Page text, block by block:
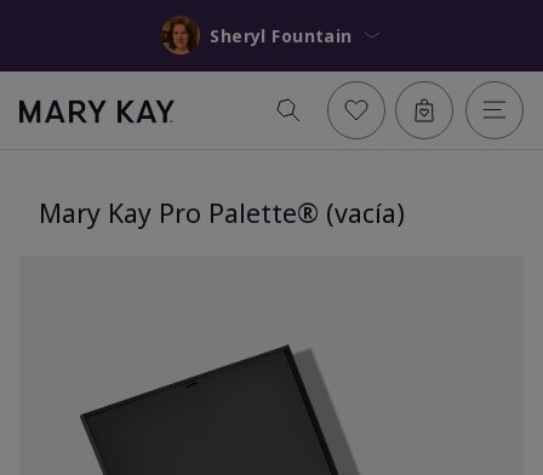
Sheryl Fountain
Mary Kay Pro Palette® (vacía)